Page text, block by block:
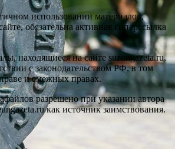
использовании материалов,
обязательна активная гиперссылка
находящиеся на сайте suzungazeta.ru,
с законодательством РФ, в том
и смежных правах.
разрешено при указании автора
как источник заимствования.